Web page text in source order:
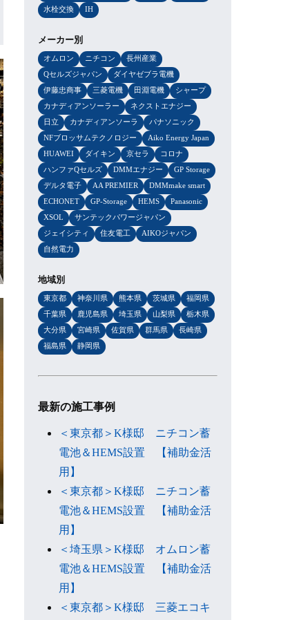
水栓交換
IH
メーカー別
オムロン ニチコン
長州産業
Qセルズジャパン
ダイヤゼブラ電機
伊藤忠商事
三菱電機 田淵電機
シャープ
カナディアンソーラー
ネクストエナジー
日立
カナディアンソーラ
パナソニック
NFブロッサムテクノロジー
Aiko Energy Japan
HUAWEI
ダイキン 京セラ
コロナ
ハンファQセルズ
DMMエナジー
GP Storage
デルタ電子
AA PREMIER
DMMmake smart
ECHONET
GP-Storage HEMS
Panasonic
XSOL
サンテックパワージャパン
ジェイシティ
住友電工
AIKOジャパン
自然電力
地域別
東京都 神奈川県 熊本県 茨城県
福岡県
千葉県
鹿児島県 埼玉県 山梨県
栃木県
大分県
宮崎県 佐賀県 群馬県
長崎県
福島県
静岡県
最新の施工事例
＜東京都＞K様邸 ニチコン蓄
電池＆HEMS設置 【補助金活
用】
＜東京都＞K様邸 ニチコン蓄
電池＆HEMS設置 【補助金活
用】
＜埼玉県＞K様邸 オムロン蓄
電池＆HEMS設置 【補助金活
用】
＜東京都＞K様邸 三菱エコキ